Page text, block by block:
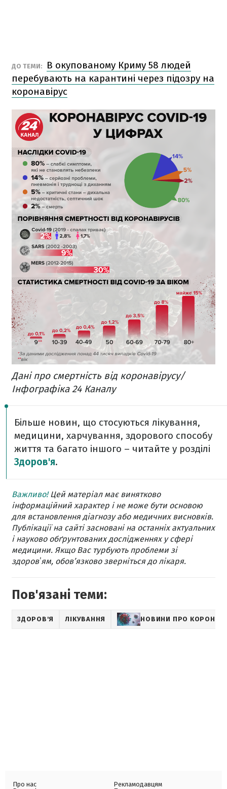
ДО ТЕМИ:
В окупованому Криму 58 людей
перебувають на карантині через підозру на
коронавірус
Дані про смертність від коронавірусу/
Інфографіка 24 Каналу
Більше новин, що стосуються лікування,
медицини, харчування, здорового способу
життя та багато іншого – читайте у розділі
Здоров'я.
Важливо!Цей матеріал має винятково
інформаційний характер і не може бути основою
для встановлення діагнозу або медичних висновків.
Публікації на сайті засновані на останніх актуальних
і науково обґрунтованих дослідженнях у сфері
медицини. Якщо Вас турбують проблеми зі
здоровʼям, обов’язково зверніться до лікаря.
Пов'язані теми:
ЗДОРОВ'Я ЛІКУВАННЯ НОВИНИ ПРО
Про нас
Рекламодавцям